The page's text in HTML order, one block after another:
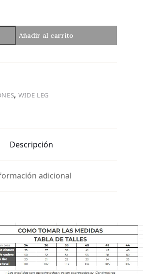
Añadir al carrito
, WIDE LEG
Descripción
adicional